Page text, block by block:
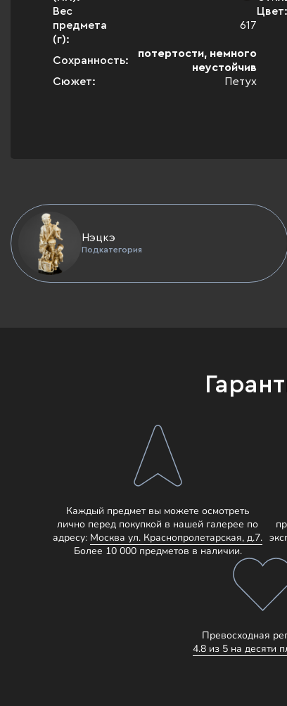
Вес
предмета
(г):
617
Сохранность:
потертости, немного
неустойчив
Сюжет:
Петух
Цвет:
Нэцкэ
Подкатегория
Каждый предмет вы можете осмотреть
лично перед покупкой в нашей галерее по
адресу: Москва ул. Краснопролетарская, д.7.
Более 10 000 предметов в наличии.
Превосходная
4.8 из 5 на десяти